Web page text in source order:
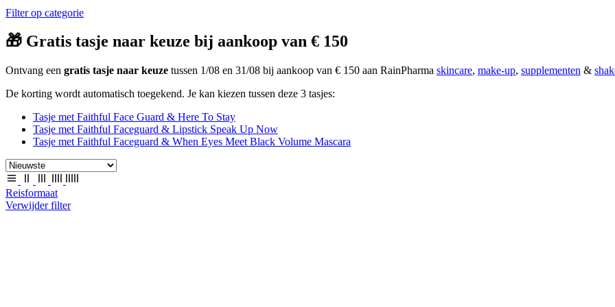
Filter op categorie
🎁 Gratis tasje naar keuze bij aankoop van € 150
Ontvang een gratis tasje naar keuze tussen 1/08 en 31/08 bij aankoop van € 150 aan RainPharma skincare, make-up, supplementen &
De korting wordt automatisch toegekend. Je kan kiezen tussen deze 3 tasjes:
Tasje met Faithful Face Guard & Here To Stay
Tasje met Faithful Faceguard & Lipstick Speak Up Now
Tasje met Faithful Faceguard & When Eyes Meet Black Volume Mascara
Reisformaat
Verwijder filter